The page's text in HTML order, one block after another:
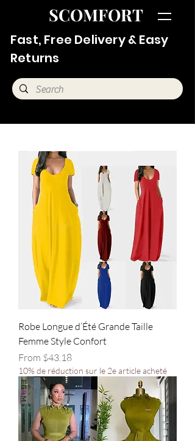
SCOMFORT
Fast, Free Delivery & Easy
Returns
Robe Longue d’Été Grande Taille
Femme Style Confort
From $43.18
Sale Price
10% de réduction sur le 2e article acheté